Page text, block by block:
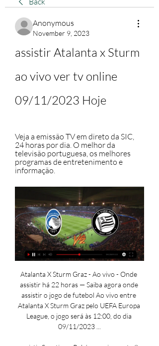
Anonymous
November 9, 2023
assistir Atalanta x Sturm
ao vivo ver tv online
09/11/2023 Hoje
Veja a emissão TV em direto da SIC,
24 horas por dia. O melhor da
televisão portuguesa, os melhores
programas de entretenimento e
informação.
Atalanta X Sturm Graz - Ao vivo - Onde assistir há 22 horas — Saiba agora onde assistir o jogo de futebol Ao vivo entre Atalanta X Sturm Graz pelo UEFA Europa League, o jogo será às 12:00, do dia 09/11/2023 ...

assistir Sporting x Raków ao vivo na tv 9 novembro 2023 há 5 horas — há 3 dias — (((TRANSMISSÃO))) assistir Sporting x Atalanta ao vivo na tv 04/10/2023 — assistir Atalanta e Raków Częstochowa ao vivo online 21 ...

(ASSISTIR AO VIVO##) assistir Sporting e Atalanta ao vivo tr TRANSMISSÃO EM DIRECTO NA SPORT TV E NA SIC. 05-10-2023 17:45. SPORTING CP. - - -. Atalanta BC. Resumo do Jogo. Partilhar; Facebook · Twitter .

Saiba onde assistir AO VIVO aos principais eventos esportivos desta quinta-feira (09)Confira onde assistir aos principais eventos esportivos desta quinta-feira (09) pela TV, computador, tablet ou celular. A quinta-feira tem jogos da Série A do Brasileirão, UEFA Europa League, Conference League e muito mais. Abaixo, listamos os principais eventos esportivos de hoje, e claro, mostrar onde você poderá assistir ao vivo, seja na TV ou no streaming. 

com (sites como FutebolPlayHD recebem muitos pedidos de DMCA de emissoras oficiais para derrubá-los, mas logo reaparecem com um novo nome de domínio). Os usuários do Futebol Play HD estão realmente agindo ilegalmente se assistirem a qualquer transmissão ao vivo protegida por direitos autorais em outro lugar. Caso os usuários sejam rastreados, eles podem ser processados por assistirem ao futebol ao vivo! Quais canais o Futebol Play HD cobre? Futebol Play HD oferece transmissões online gratuitas dos principais canais de TV, incluindo Globo, Sportv, ESPN, Fox Sports, Premiere, Esporte, Star+, OneFootball e muito mais. Próximos jogos de futebol ao vivo no Futebol Play HD Jogos do quarta, 8 de novembro de 2023 HORÁRIO JOGO CAMPEONATO ONDE VER 14h45 Napoli x Union Berlin Champions League Space e HBO Max Real Sociedad x Benfica TNT e HBO Max 17h Arsenal x Sevilla HBO Max Bayern Munique x Galatasaray Copenhague x Man United PSV x Lens Real Madrid x Braga RB Salzburg x Inter de Milão 19h América-MG x Coritiba Brasileirão Série A Premiere Internacional x Fluminense SporTV e Premiere San Lorenzo x Boca Juniors Campeonato Argentino ESPN 4 e Star+ 20h Athletico PR x Fortaleza TNT e Rede Furacão São Paulo x RB Bragantino 21h New England x Philadelphia MLS (Playoffs) AppleTV+ 21h30 Flamengo x Palmeiras Globo e Premiere Jogos do quinta, 9 de novembro de 2023 Cukaricki x Fiorentina Conference League Star+ HJK x Frankfurt Ajax x Brighton Europa League Qarabag x Bayer Leverkusen ESPN 2 e Star+ Haifa x Villarreal Slavia x Roma ESPN 3 e Star+ Toulouse x Liverpool ESPN e Star+ 15h Al Damak x Al Ahli Campeonato Saudita BandSports e Canal GOAT (Youtube) AEK Atenas x Olympique Marselha Atalanta x Sturm Real Betis x Aris Limassol Sporting x Raków West Ham x Olympiakos Aston Villa x AZ Corinthians x Atlético-MG Goiás x Santos Bahia x Cuiabá Botafogo x Grêmio Jogos do sexta, 10 de novembro de 2023 12h Al Hilal x Al Taawon Canal GOAT (Youtube) 14h30 Sassuolo x Salernitana Campeonato Italiano Al Ittihad x Al Abha 16h30 Borussia Mönch'bach x Wolfsburg Campeonato Alemão Canal GOAT (Youtube) e OneFootball (App) 16h45 Genoa x Verona Athletic Bilbao x Celta de Vigo La Liga Montpellier x Nice Campeonato Francês Vila Nova x Londrina Brasileiro Série B Sport x Atlético GO 22h Inter Miami x New York FC Amistoso de clubes Jogos do sábado, 11 de novembro de 2023 09h30 Wolves x Tottenham Premier League ESPN e Star 10h Rayo Vallecano x Girona ESPN 3 e Star 11h Lecce x Milan 11h30 Bayern de Munique x Heidenheim OneFootball (app) Stuttgart x Borussia Dortmund Arsenal x Burnley Crystal Palace x Everton Manchester United x Luton Town 12h15 Almería x Real Sociedad 13h Reims x PSG 14h Juventus x Cagliari Bournemouth x Newcastle Al Wehda x Al Nassr 15h30 Ituano x Sampaio Corrêa 16h Coritiba x Cruzeiro Argentinos Junior x Vélez Sarsfield Avaí x CRB Band e Premiere Chapecoense x Botafogo-SP Real Madrid x Valencia Le Havre x Monaco 17h30 Vitória x Porto Campeonato Português 18h Tombense x Ponte Preta 18h30 Flamengo x Fluminense Rosario Central x River Plate Lanús x Racing Palmeiras x Internacional O Futebol Play HD é seguro para navegar? Nossa, evite! Clicar em qualquer lugar no site do Futebol Play HD aciona vários pop-ups e solicitações para inserir seus dados pessoais. 

Onde assistir ao vivo seu esporte favorito SÉRIE A – BRASILEIRÃO 19h00 – Corinthians x Atlético-MG – Premiere 19h00 – Goiás x Santos – Premiere 20h00 – Bahia x Cuiabá – Premiere 20h00 – Botafogo x Grêmio – Sportv, Premiere UEFA EUROPA LEAGUE 14h45 – Ajax x Brighton – ESPN, Star + 14h45 – Lask x USG – Star + 14h45 – Toulouse x Liverpool – ESPN, Star + 14h45 – Maccabi Haifa x Villareal – Star + 14h45 – Rennes x Panathinaikos – Star + 14h45 – Servette x Sheriff – Star + 14h45 – Slavia Praga x Roma – Star + 14h45 – Qarabag x Bayer Leverkusen – Star + 17h00 – Freiburg x TSC – Star + 17h00 – West Ham x Olympiacos – Star + 17h00 – Arsenal x Sevilla – HBO Max 17h00 – Aek x Marseille – Star + 17h00 – Rangers x Sparta Praga – Star + 17h00 – Real Betis x Aris – Star + 17h00 – Atalanta x Sturm – ESPN, Star + 17h00 – Sporting x Raków – Star + 17h00 – Hacken x Molde – Star + UEFA CONFERENCE LEAGUE 12h30 – Astana x Ballkani – Star + 14h45 – Viktoria Pilsen x Dinamo Zagreb – Star + 14h45 – Besiktas x Bodo/Glint – Star + 14h45 – Legia x Zrinjski – Star + 14h45 – Čukarički x Fiorentina – Star + 14h45 – Ferencvaros x Genk – Star + 14h45 – HJK x Frankfurt – Star + 14h45 – PAOK x Aberdeen – Star + 14h45 – Nordsjælland x FC Spartak Trnava – Star + 17h00 – Olimpija x Klaksvík – Star + 17h00 – Slovan Bratislava x Lille – Star + 17h00 – Breidablik x Gent – Star + 17h00 – Zorya Luhansk x Maccabi Tel-Aviv – Star + 17h00 – Club Brugge x Lugano – Star + 17h00 – Aston Villa x AZ – ESPN, Star + 17h00 – Ludogorets x Fenerhbace – Star + NBA 21h00 – Pacers x Bucks – NBA League Pass 23h30 – Magic x Haeks- NBA League Pass NFL 22h15 – Bears x Panthers – ESPN, Star +. 

Sporting x Atalanta: onde assistir ao vivo o jogo de hoje (05/10) pela Europa LeagueSporting x Atalanta disputam hoje, quinta-feira (05/10), a 2° partida da Europa League. O jogo será realizado às 13h45 (horário de Brasília), no Estádio José Alvalade, em Lisboa, Portugal. Confira onde assistir ao vivo e o horário: • Whatsapp: Gosta de apostas? Receba notícias e conteúdos exclusivos sobre futebol, NBA e loterias. É grátis! Onde assistir Sporting x Atalanta ao vivo? A partida entre Sporting x Atalanta pode ser assistida ao vivo pela ESPN 2 e pelo Star+, a partir das 13h45 (horário de Brasília). VEJA MAIS Como Sporting x Atalanta chegam para o jogo? Na primeira rodada, Sporting venceu Sturm por 2 a 1 e Atalanta superou Rakow Czestochowa por 2 a 0. • Whatsapp: saiba tudo sobre o Paysandu. Recêêêba! • Whatsapp: saiba tudo sobre Remo. 

Onde dá a Bola? - OndeBola - Data/Canal TV jogos futebol Consulte a data e o canal de TV que transmite o jogo de futebol em directo. Mostra Programação dos jogos na Televisão. Artigos de opinião sobre futebol em ...

Futebol Play HD - Assista Futebol AO VIVO Online Grátis! Futebol Play HD - Assista futebol ao vivo Futebol Play HD é uma das maiores transmissões gratuitas e ao vivo de futebol ao vivo no Brasil e tem milhões de fãs de futebol assistindo diariamente através de seu portal online. Além do futebol ao vivo, os usuários podem assistir a outros esportes como UFC e NBA. O Futebol Play HD abrange uma variedade de futebol ao vivo de ligas brasileiras e europeias, como Campeonato Carioca, Campeonato Paulista, Campeonato Gaúcho, Campeonato Mineiro, Campeonato Baiano, Campeonato Inglês, Campeonato Espanhol, Campeonato Italiano, Campeonato Português e muito mais. Os jogos ao vivo do Futebol Play HD não estão disponíveis legalmente Você está procurando transmissões do Futebol Play HD para assistir futebol ao vivo, UFC, NBA ou F1? Futebol Play HD está disponível ilegalmente há anos e atualmente pode ser visto através do domínio futebolplayhd. 

Futebol na TV: a programação completa dos jogos de hoje, quarta-feira, 8 de novembro | Goal. com BrasilGetty ImagesVeja onde vão passar as principais partidas de futebol do Brasil e do resto do mundoApós o fim dos principais torneios continentais da América do Sul, o Brasileirão está chegando aos momentos decisivos, com rodadas de tirar o fôlego, tanto na busca pelo título e pelas vagas nos torneios sul-americanos, quanto em uma disputa histórica contra o rebaixamento. Do outro lado do oceano, na Europa, a bola rola a todo vapor com as principais ligas do mundo. A Champions League já conheceu seus grupos em sorteio realizado na sede da UEFA, e as partidas, que já começaram, vão até 12 de dezembro. Quer ver jogos do Brasileirão ao vivo? Clique aqui e acesse o Prime VideoNo Brasileirão, seis clubes ainda possuem chances matemáticas de levantar a taça. 

Direto Veja a emissão TV em direto da SIC, 24 horas por dia. O melhor da televisão portuguesa, os melhores programas de entretenimento e informação.

Jogos de hoje na tv: onde assistir ao vivo? (09/11/2023)Nesta quinta-feira (9), a bola irá rolar pela Europa League e Conference League, com as competições continentais sendo destaques no futebol na TV hoje. Entre os confrontos estão Ajax x Brighton, Aston Villa x AZ, Toulouse x Liverpool e entre outros, que serão transmitidos ao vivo por diferentes canais de TV pelo Brasil. Confira os horários dos jogos de futebol na TV hoje (09/11) JogoCompetição⏰ Horário📺 TransmissãoAstana x BallkaniConference League12h30Star+Toulouse x LiverpoolEuropa League14h45ESPN e Star+Ajax x BrightonEuropa League14h45ESPN 4 e Star+Qarabag x Bayer LeverkusenEuropa League14h45ESPN 2 e Star+Slavia Praha x RomaEuropa League14h45Star+Maccabi Haifa x VillarrealEuropa League14h45Star+Rennes x PanathinaikosEuropa League14h45Star+LASK x Union St-GilloiseEuropa League14h45Star+Servette x Sheriff TiraspolEuropa League14h45Star+Cubaricki x FiorentinaConference League14h45Star